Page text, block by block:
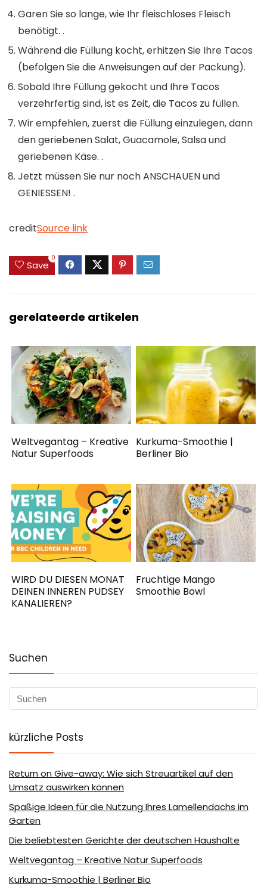
Garen Sie so lange, wie Ihr fleischloses Fleisch
benötigt. ⁠.
Während die Füllung kocht, erhitzen Sie Ihre Tacos
(befolgen Sie die Anweisungen auf der Packung).⁠
Sobald Ihre Füllung gekocht und Ihre Tacos
verzehrfertig sind, ist es Zeit, die Tacos zu füllen.
Wir empfehlen, zuerst die Füllung einzulegen, dann
den geriebenen Salat, Guacamole, Salsa und
geriebenen Käse. ⁠.
Jetzt müssen Sie nur noch ANSCHAUEN und
GENIESSEN! ⁠.
creditSource link
Save
0
gerelateerde artikelen
Weltvegantag – Kreative
Natur Superfoods
Kurkuma-Smoothie |
Berliner Bio
WIRD DU DIESEN MONAT
DEINEN INNEREN PUDSEY
KANALIEREN?
Fruchtige Mango
Smoothie Bowl
Suchen
kürzliche Posts
Return on Give-away: Wie sich Streuartikel auf den
Umsatz auswirken können
Spaßige Ideen für die Nutzung Ihres Lamellendachs im
Garten
Die beliebtesten Gerichte der deutschen Haushalte
Weltvegantag – Kreative Natur Superfoods
Kurkuma-Smoothie | Berliner Bio